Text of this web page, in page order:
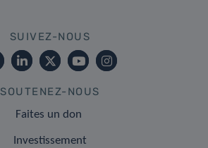
SUIVEZ-NOUS
SOUTENEZ-NOUS
Faites un don
Investissement